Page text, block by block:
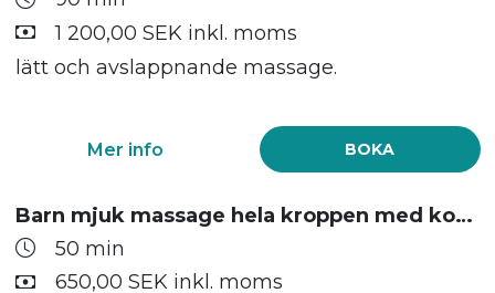
1 200,00 SEK inkl. moms
lätt och avslappnande massage.
BOKA
Mer info
Barn mjuk massage hela kroppen med kokosolja
50 min
650,00 SEK inkl. moms